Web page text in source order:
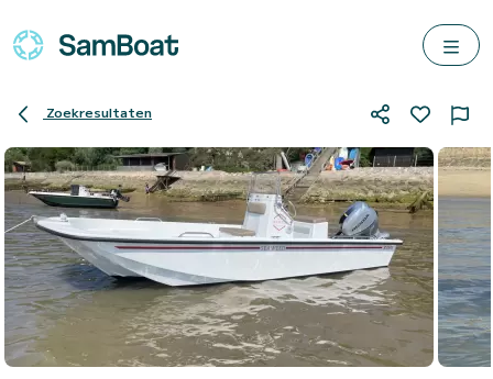
Zoekresultaten